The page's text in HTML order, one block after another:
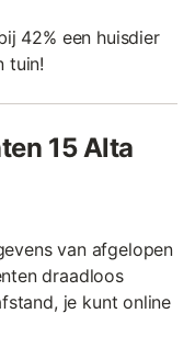
42% een huisdier
tuin!
15 Alta
van afgelopen
draadloos
je kunt online